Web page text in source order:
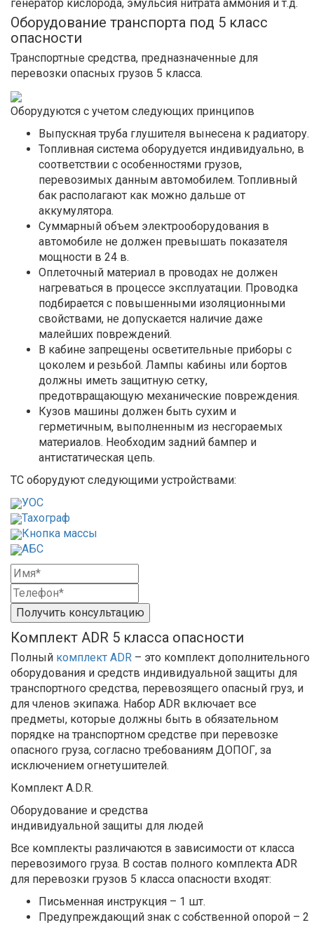
генератор кислорода, эмульсия нитрата аммония и т.д.
Оборудование транспорта под 5 класс
опасности
Транспортные средства, предназначенные для
перевозки опасных грузов 5 класса.
Оборудуются с учетом следующих принципов
Выпускная труба глушителя вынесена к радиатору.
Топливная система оборудуется индивидуально, в
соответствии с особенностями грузов,
перевозимых данным автомобилем. Топливный
бак располагают как можно дальше от
аккумулятора.
Суммарный объем электрооборудования в
автомобиле не должен превышать показателя
мощности в 24 в.
Оплеточный материал в проводах не должен
нагреваться в процессе эксплуатации. Проводка
подбирается с повышенными изоляционными
свойствами, не допускается наличие даже
малейших повреждений.
В кабине запрещены осветительные приборы с
цоколем и резьбой. Лампы кабины или бортов
должны иметь защитную сетку,
предотвращающую механические повреждения.
Кузов машины должен быть сухим и
герметичным, выполненным из несгораемых
материалов. Необходим задний бампер и
антистатическая цепь.
ТС оборудуют следующими устройствами:
УОС
Тахограф
Кнопка массы
АБС
Получить консультацию
Комплект ADR 5 класса опасности
Полный комплект ADR – это комплект дополнительного
оборудования и средств индивидуальной защиты для
транспортного средства, перевозящего опасный груз, и
для членов экипажа. Набор ADR включает все
предметы, которые должны быть в обязательном
порядке на транспортном средстве при перевозке
опасного груза, согласно требованиям ДОПОГ, за
исключением огнетушителей.
Комплект A.D.R.
Оборудование и средства
индивидуальной защиты для людей
Все комплекты различаются в зависимости от класса
перевозимого груза. В состав полного комплекта ADR
для перевозки грузов 5 класса опасности входят:
Письменная инструкция – 1 шт.
Предупреждающий знак с собственной опорой – 2